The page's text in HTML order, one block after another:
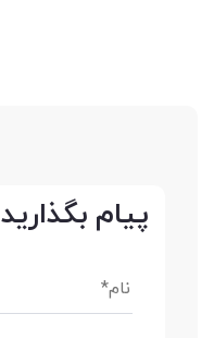
پیام بگذارید